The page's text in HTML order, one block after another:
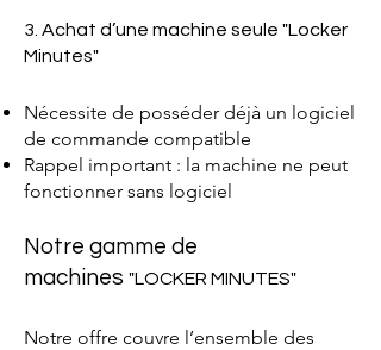
3. Achat d’une machine seule "Locker
Minutes"
Nécessite de posséder déjà un logiciel
de commande compatible
Rappel important : la machine ne peut
fonctionner sans logiciel
Notre gamme de
machines "LOCKER MINUTES"
Notre offre couvre l’ensemble des